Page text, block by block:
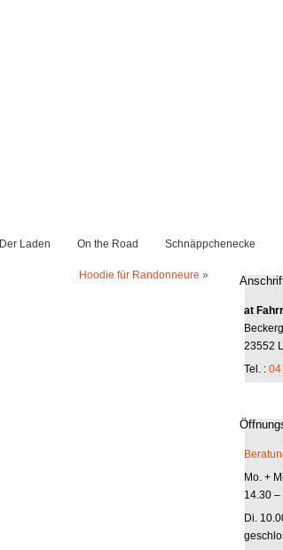
Der Laden On the Road Schnäppchenecke
Hoodie für Randonneure »
at
23552
Tel. : 04
Mo. +
14.30
Di.